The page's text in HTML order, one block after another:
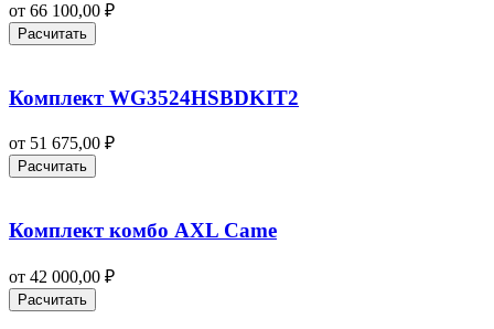
от 66 100,00 ₽
Расчитать
Комплект WG3524HSBDKIT2
от 51 675,00 ₽
Расчитать
Комплект комбо AXL Came
от 42 000,00 ₽
Расчитать